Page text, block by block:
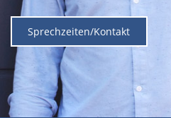
Sprechzeiten/Kontakt